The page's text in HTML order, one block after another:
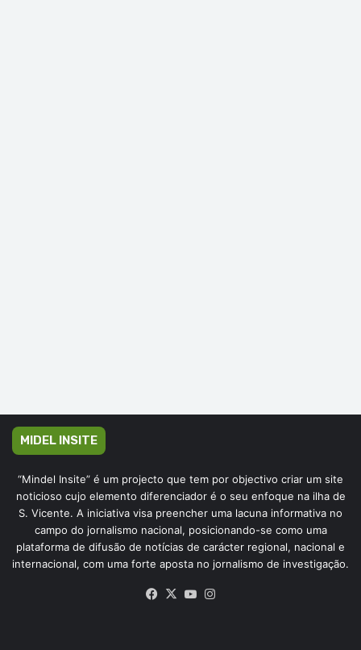
MIDEL INSITE
“Mindel Insite” é um projecto que tem por objectivo criar um site
noticioso cujo elemento diferenciador é o seu enfoque na ilha de
S. Vicente. A iniciativa visa preencher uma lacuna informativa no
campo do jornalismo nacional, posicionando-se como uma
plataforma de difusão de notícias de carácter regional, nacional e
internacional, com uma forte aposta no jornalismo de investigação.
Facebook
X YouTube